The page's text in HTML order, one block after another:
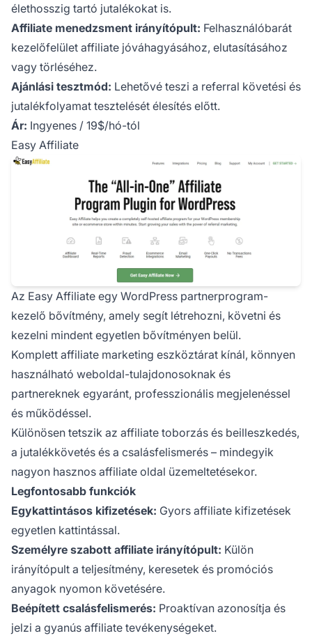
élethosszig tartó jutalékokat is.
Affiliate menedzsment irányítópult: Felhasználóbarát
kezelőfelület affiliate jóváhagyásához, elutasításához
vagy törléséhez.
Ajánlási tesztmód: Lehetővé teszi a referral követési és
jutalékfolyamat tesztelését élesítés előtt.
Ár: Ingyenes / 19$/hó-tól
Easy Affiliate
Az Easy Affiliate egy WordPress partnerprogram-
kezelő bővítmény, amely segít létrehozni, követni és
kezelni mindent egyetlen bővítményen belül.
Komplett affiliate marketing eszköztárat kínál, könnyen
használható weboldal-tulajdonosoknak és
partnereknek egyaránt, professzionális megjelenéssel
és működéssel.
Különösen tetszik az affiliate toborzás és beilleszkedés,
a jutalékkövetés és a csalásfelismerés – mindegyik
nagyon hasznos affiliate oldal üzemeltetésekor.
Legfontosabb funkciók
Egykattintásos kifizetések: Gyors affiliate kifizetések
egyetlen kattintással.
Személyre szabott affiliate irányítópult: Külön
irányítópult a teljesítmény, keresetek és promóciós
anyagok nyomon követésére.
Beépített csalásfelismerés: Proaktívan azonosítja és
jelzi a gyanús affiliate tevékenységeket.